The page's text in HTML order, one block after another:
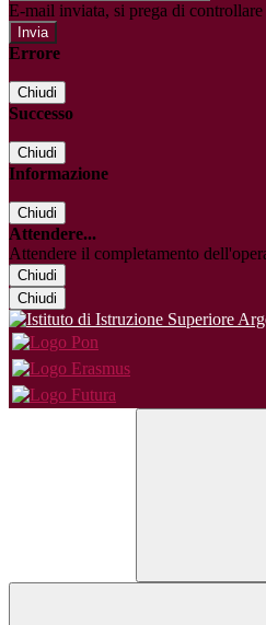
E-mail inviata, si prega di
Errore
Chiudi
Successo
Chiudi
Informazione
Chiudi
Attendere...
Attendere il completamento
Chiudi
Chiudi